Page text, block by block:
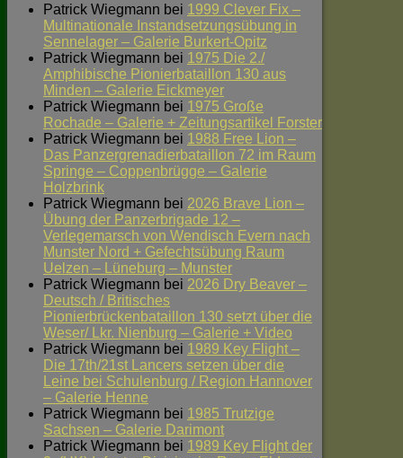
Patrick Wiegmann bei 1999 Clever Fix –
Multinationale Instandsetzungsübung in
Sennelager – Galerie Burkert-Opitz
Patrick Wiegmann bei 1975 Die 2./
Amphibische Pionierbataillon 130 aus
Minden – Galerie Eickmeyer
Patrick Wiegmann bei 1975 Große
Rochade – Galerie + Zeitungsartikel Forster
Patrick Wiegmann bei 1988 Free Lion –
Das Panzergrenadierbataillon 72 im Raum
Springe – Coppenbrügge – Galerie
Holzbrink
Patrick Wiegmann bei 2026 Brave Lion –
Übung der Panzerbrigade 12 –
Verlegemarsch von Wendisch Evern nach
Munster Nord + Gefechtsübung Raum
Uelzen – Lüneburg – Munster
Patrick Wiegmann bei 2026 Dry Beaver –
Deutsch / Britisches
Pionierbrückenbataillon 130 setzt über die
Weser/ Lkr. Nienburg – Galerie + Video
Patrick Wiegmann bei 1989 Key Flight –
Die 17th/21st Lancers setzen über die
Leine bei Schulenburg / Region Hannover
– Galerie Henne
Patrick Wiegmann bei 1985 Trutzige
Sachsen – Galerie Darimont
Patrick Wiegmann bei 1989 Key Flight der